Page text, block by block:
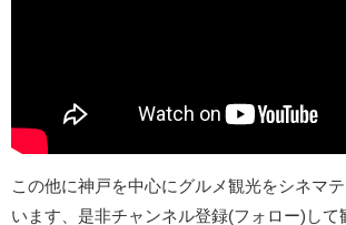
この他に神戸を中心にグルメ観光をシネマ
います、是非チャンネル登録(フォロー)して